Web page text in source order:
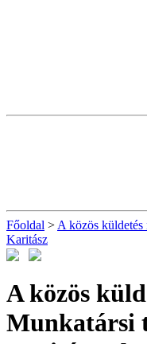
Főoldal > A közös küldetés
Karitász
A közös
Munkatársi